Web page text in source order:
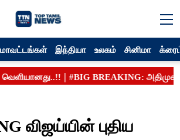
மாவட்டங்கள் இந்தியா உலகம் சினிமா
விஜய்யின் புதிய